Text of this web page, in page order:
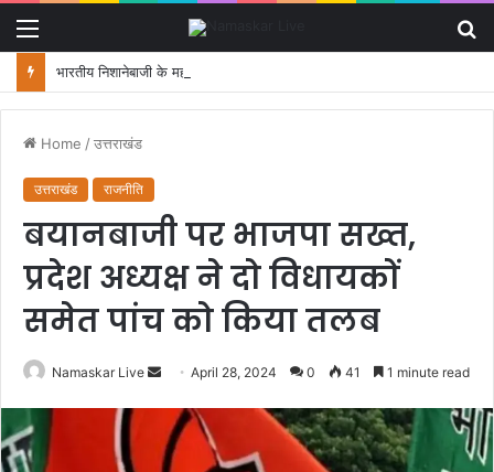
भारतीय निशानेबाजी के महानायक जसपाल राणा का निधन, खेल जगत में शोक
Home /उत्तराखंड
उत्तराखंड राजनीति
बयानबाजी पर भाजपा सख्त,
प्रदेश अध्यक्ष ने दो विधायकों
समेत पांच को किया तलब
Namaskar Live
d
April 28, 2024 0 41 1 minute read